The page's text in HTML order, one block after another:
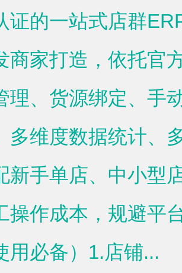
证的一站式店群
商家打造，依托官
理、货源绑定、手
多维度数据统计、
新手单店、中小型
操作成本，规避平
用必备）1.店铺...